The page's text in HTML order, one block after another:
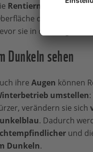
Rentiernase
. Sie
die
sie in die Lungen
Dunkeln sehen
ihre Augen können
umstellen
verändern sie sich
. Dadurch
und
Dunkeln.